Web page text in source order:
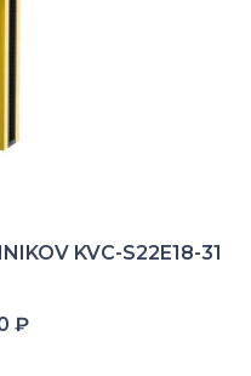
KVC-S22E18-31
₽